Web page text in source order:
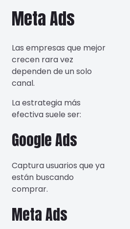
Meta Ads
Las empresas que mejor
crecen rara vez
dependen de un solo
canal.
La estrategia más
efectiva suele ser:
Google Ads
Captura usuarios que ya
están buscando
comprar.
Meta Ads